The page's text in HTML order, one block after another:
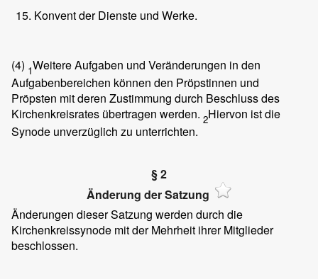
Konvent der Dienste und Werke.
(4) 1Weitere Aufgaben und Veränderungen in den
Aufgabenbereichen können den Pröpstinnen und
Pröpsten mit deren Zustimmung durch Beschluss des
Kirchenkreisrates übertragen werden. 2Hiervon ist die
Synode unverzüglich zu unterrichten.
§ 2
Änderung der Satzung
Änderungen dieser Satzung werden durch die
Kirchenkreissynode mit der Mehrheit ihrer Mitglieder
beschlossen.